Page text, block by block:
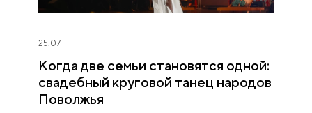
25.07
Когда две семьи становятся одной:
свадебный круговой танец народов
Поволжья